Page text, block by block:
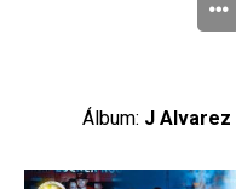
Álbum: J Alvarez